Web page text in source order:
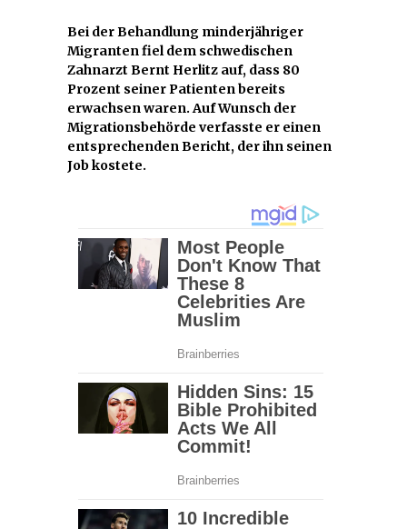
Bei der Behandlung minderjähriger
Migranten fiel dem schwedischen
Zahnarzt Bernt Herlitz auf, dass 80
Prozent seiner Patienten bereits
erwachsen waren. Auf Wunsch der
Migrationsbehörde verfasste er einen
entsprechenden Bericht, der ihn seinen
Job kostete.